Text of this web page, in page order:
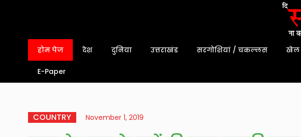
होम पेज देश दुनिया उत्तराखंड सरगोशियां / चकल्लस खेल
E-Paper
COUNTRY November 1, 2019